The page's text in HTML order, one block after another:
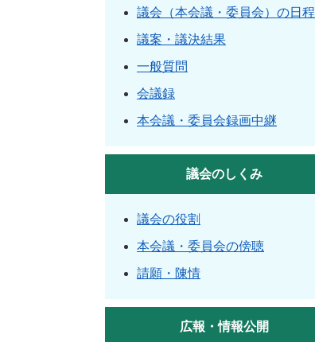
議会（本会議・委員会）の日程
議案・議決結果
一般質問
会議録
本会議・委員会録画中継
議会のしくみ
議会の役割
本会議・委員会の傍聴
請願・陳情
広報・情報公開